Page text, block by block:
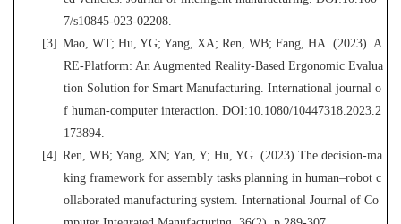
7/s10845-023-02208.
[3]. Mao, WT; Hu, YG; Yang, XA; Ren, WB; Fang, HA. (2023). A
RE-Platform: An Augmented Reality-Based Ergonomic Evalua
tion Solution for Smart Manufacturing. International journal o
f human-computer interaction. DOI:10.1080/10447318.2023.2
173894.
[4]. Ren, WB; Yang, XN; Yan, Y; Hu, YG. (2023).The decision-ma
king framework for assembly tasks planning in human–robot c
ollaborated manufacturing system. International Journal of Co